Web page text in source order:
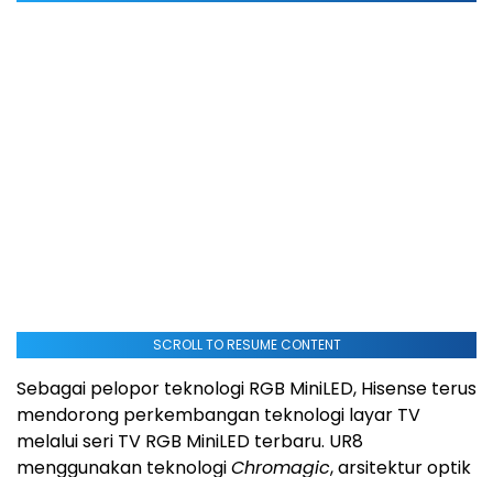
SCROLL TO RESUME CONTENT
Sebagai pelopor teknologi RGB MiniLED, Hisense terus
mendorong perkembangan teknologi layar TV
melalui seri TV RGB MiniLED terbaru. UR8
menggunakan teknologiChromagic, arsitektur optik